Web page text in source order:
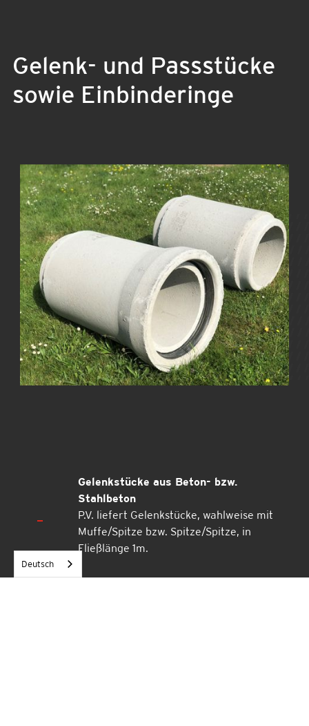
Gelenk- und Passstücke
sowie Einbinderinge
Gelenkstücke aus Beton- bzw.
Stahlbeton
P.V. liefert Gelenkstücke, wahlweise mit
Muffe/Spitze bzw. Spitze/Spitze, in
Fließlänge 1m.
Deutsch